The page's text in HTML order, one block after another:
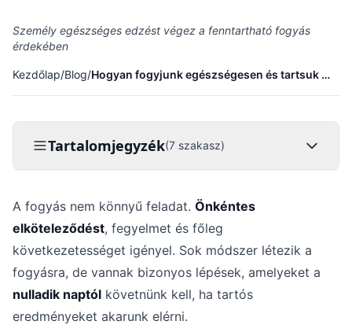
Személy egészséges edzést végez a fenntartható fogyás
érdekében
Kezdőlap/Blog/ Hogyan fogyjunk egészségesen és tartsuk meg az eredményt
Tartalomjegyzék(7 szakasz)
A fogyás nem könnyű feladat. Önkéntes
elköteleződést, fegyelmet és főleg
következetességet igényel. Sok módszer létezik a
fogyásra, de vannak bizonyos lépések, amelyeket a
nulladik naptól követnünk kell, ha tartós
eredményeket akarunk elérni.